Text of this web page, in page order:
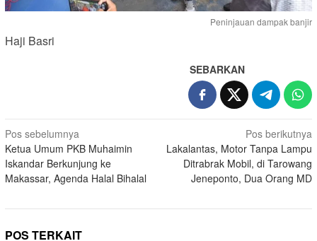
Peninjauan dampak banjir
Haji Basri
SEBARKAN
Navigasi
pos
Pos sebelumnya
Ketua Umum PKB Muhaimin
Iskandar Berkunjung ke
Makassar, Agenda Halal Bihalal
Pos berikutnya
Lakalantas, Motor Tanpa Lampu
Ditrabrak Mobil, di Tarowang
Jeneponto, Dua Orang MD
POS TERKAIT